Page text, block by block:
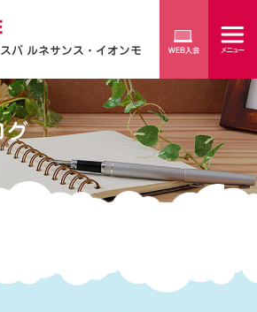
パ ルネサンス・イオンモ
グ